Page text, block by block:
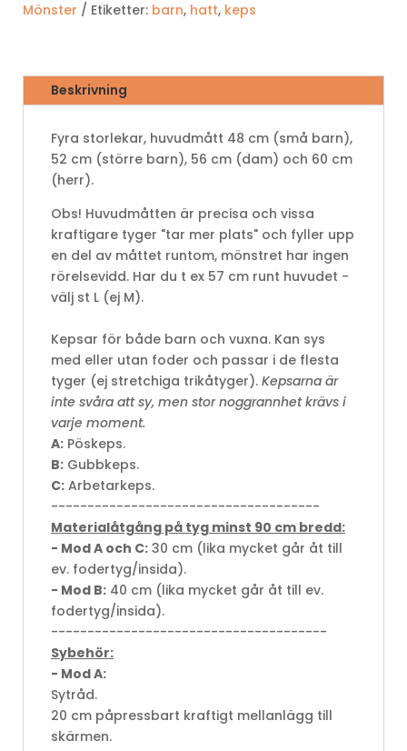
Mönster
Etiketter: barn, hatt, keps
Beskrivning
Fyra storlekar, huvudmått 48 cm (små barn),
52 cm (större barn), 56 cm (dam) och 60 cm
(herr).
Obs! Huvudmåtten är precisa och vissa
kraftigare tyger "tar mer plats" och fyller upp
en del av måttet runtom, mönstret har ingen
rörelsevidd. Har du t ex 57 cm runt huvudet -
välj st L (ej M).
Kepsar för både barn och vuxna. Kan sys
med eller utan foder och passar i de flesta
tyger (ej stretchiga trikåtyger). Kepsarna är
inte svåra att sy, men stor noggrannhet krävs i
varje moment.
A: Pöskeps.
B: Gubbkeps.
C: Arbetarkeps.
-------------------------------------
Materialåtgång på tyg minst 90 cm bredd:
- Mod A och C: 30 cm (lika mycket går åt till
ev. fodertyg/insida).
- Mod B: 40 cm (lika mycket går åt till ev.
fodertyg/insida).
--------------------------------------
Sybehör:
- Mod A:
Sytråd.
20 cm påpressbart kraftigt mellanlägg till
skärmen.